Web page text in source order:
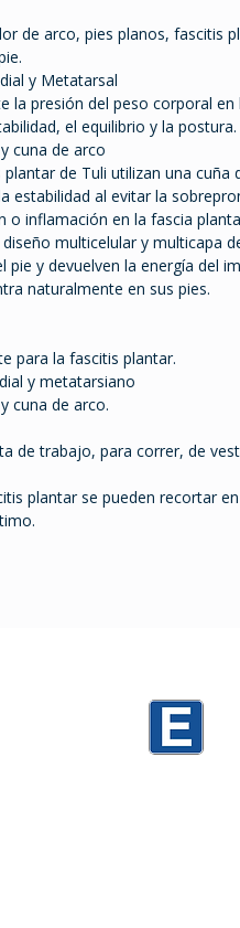
de arco, pies planos, fascitis
y Metatarsal
la presión del peso corporal en
el equilibrio y la postura.
cuna de arco
de Tuli utilizan una cuña
estabilidad al evitar la
o inflamación en la fascia
multicelular y multicapa
y devuelven la energía del
naturalmente en sus pies.
para la fascitis plantar.
y metatarsiano
cuna de arco.
de trabajo, para correr, de
plantar se pueden recortar